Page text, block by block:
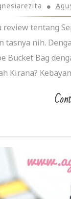
tentang
nih.
Bucket Bag
Kirana?